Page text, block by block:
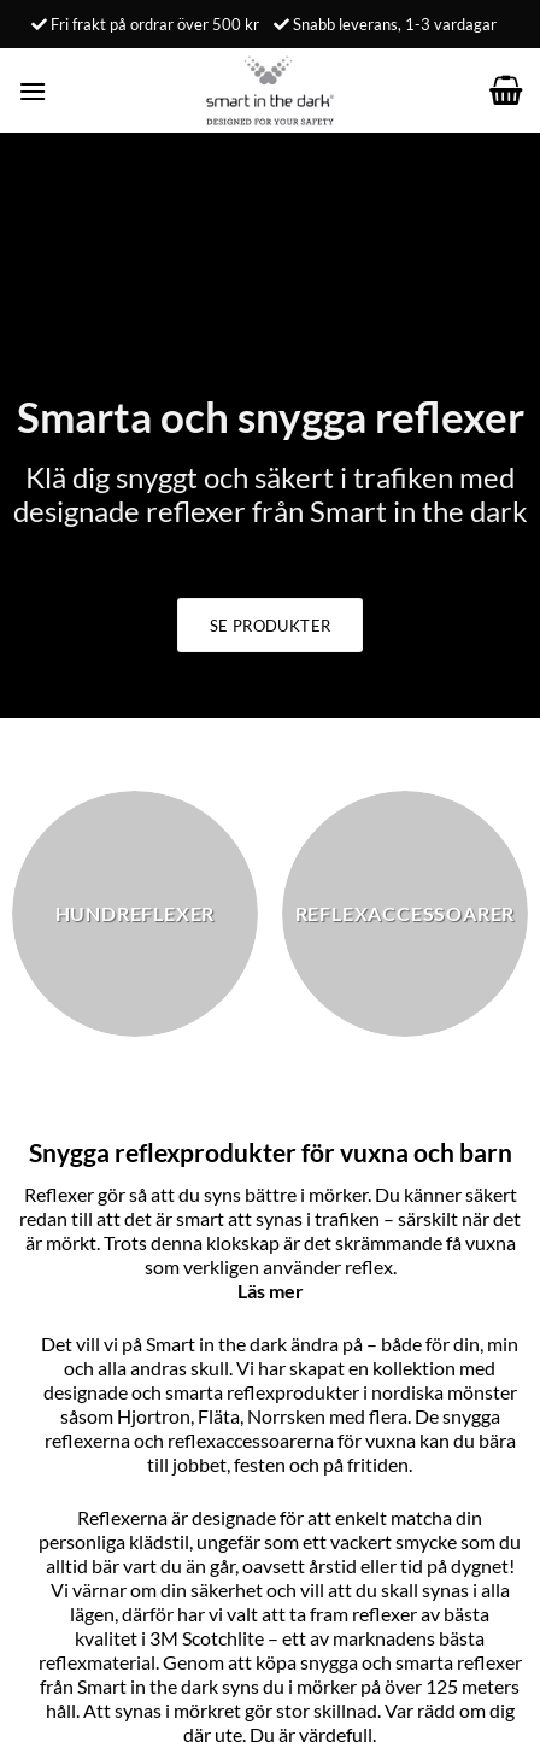
Fri frakt på ordrar över 500 kr Snabb leverans, 1-3 vardagar
Smarta och snygga reflexer
Klä dig snyggt och säkert i trafiken med
designade reflexer från Smart in the dark
SE PRODUKTER
HUNDREFLEXER REFLEXACCESSOARER
Snygga reflexprodukter för vuxna och barn
Reflexer gör så att du syns bättre i mörker. Du känner säkert
redan till att det är smart att synas i trafiken – särskilt när det
är mörkt. Trots denna klokskap är det skrämmande få vuxna
som verkligen använder reflex.
Läs mer
Det vill vi på Smart in the dark ändra på – både för din, min
och alla andras skull. Vi har skapat en kollektion med
designade och smarta reflexprodukter i nordiska mönster
såsom Hjortron, Fläta, Norrsken med flera. De snygga
reflexerna och reflexaccessoarerna för vuxna kan du bära
till jobbet, festen och på fritiden.
Reflexerna är designade för att enkelt matcha din
personliga klädstil, ungefär som ett vackert smycke som du
alltid bär vart du än går, oavsett årstid eller tid på dygnet!
Vi värnar om din säkerhet och vill att du skall synas i alla
lägen, därför har vi valt att ta fram reflexer av bästa
kvalitet i 3M Scotchlite – ett av marknadens bästa
reflexmaterial. Genom att köpa snygga och smarta reflexer
från Smart in the dark syns du i mörker på över 125 meters
håll. Att synas i mörkret gör stor skillnad. Var rädd om dig
där ute. Du är värdefull.